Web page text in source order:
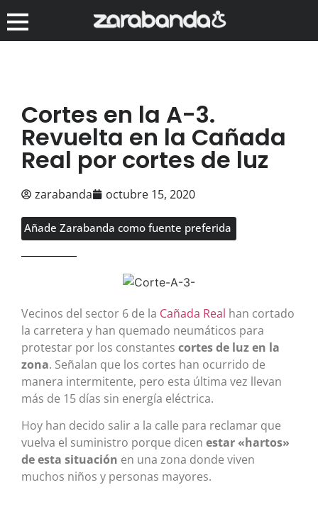
Cortes en la A-3.
Revuelta en la Cañada
Real por cortes de luz
zarabanda octubre 15, 2020
Añade Zarabanda como fuente preferida
Vecinos del sector 6 de la Cañada Real han cortado
la carretera y han quemado neumáticos para
protestar por los constantes cortes de luz en la
zona. Señalan que los cortes han ocurrido de
manera intermitente, pero esta última vez llevan
más de 15 días sin energía eléctrica.
Hoy han decido salir a la calle para reclamar que
vuelva el suministro porque dicen estar «hartos»
de esta situación en una zona donde viven
muchos niños y personas mayores.